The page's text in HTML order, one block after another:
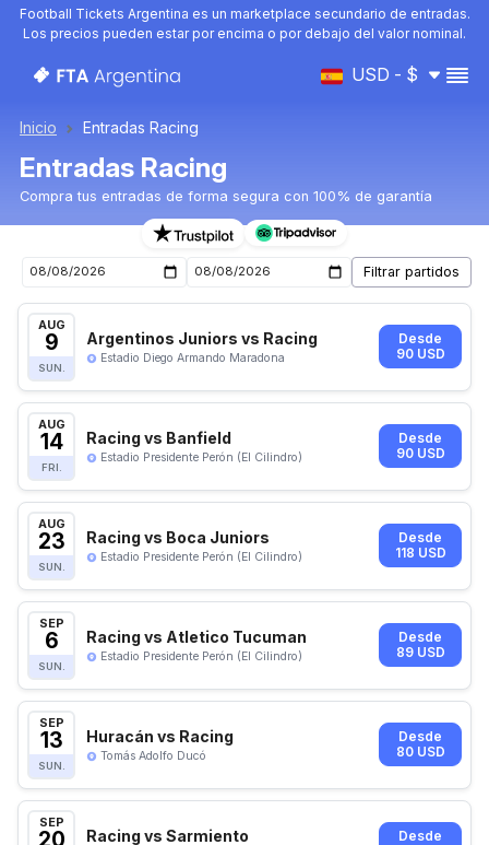
Football Tickets Argentina es un marketplace secundario de entradas.
Los precios pueden estar por encima o por debajo del valor nominal.
USD - $
Inicio Entradas Racing
Entradas Racing
Compra tus entradas de forma segura con 100% de garantía
Entradas para el próximo partido de Racing
AUG
9
SUN.
Argentinos Juniors vs Racing
Estadio Diego Armando Maradona
Desde
90 USD
AUG
14
FRI.
Racing vs Banfield
Estadio Presidente Perón (El Cilindro)
Desde
90 USD
AUG
23
SUN.
Racing vs Boca Juniors
Estadio Presidente Perón (El Cilindro)
Desde
118 USD
SEP
6
SUN.
Racing vs Atletico Tucuman
Estadio Presidente Perón (El Cilindro)
Desde
89 USD
SEP
13
SUN.
Huracán vs Racing
Tomás Adolfo Ducó
Desde
80 USD
SEP
20 Racing vs Sarmiento
Desde